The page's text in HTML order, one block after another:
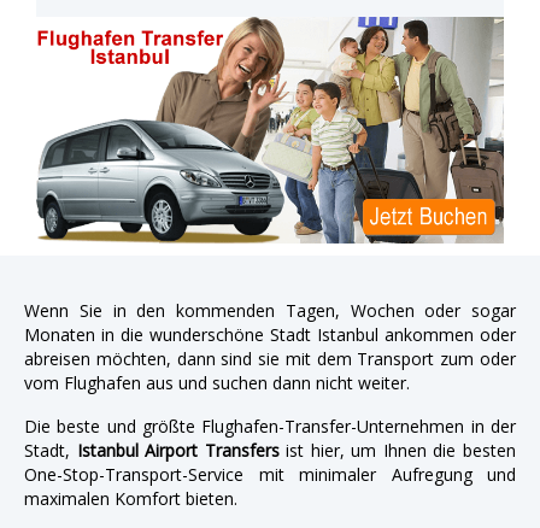
Wenn Sie in den kommenden Tagen, Wochen oder sogar
Monaten in die wunderschöne Stadt Istanbul ankommen oder
abreisen möchten, dann sind sie mit dem Transport zum oder
vom Flughafen aus und suchen dann nicht weiter.
Die beste und größte Flughafen-Transfer-Unternehmen in der
Stadt, Istanbul Airport Transfersist hier, um Ihnen die besten
One-Stop-Transport-Service mit minimaler Aufregung und
maximalen Komfort bieten.